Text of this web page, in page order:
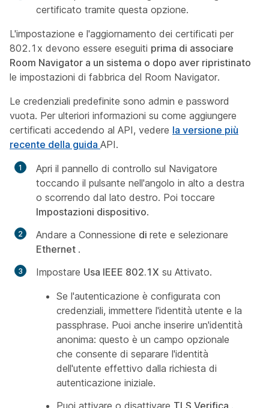
certificato tramite questa opzione.
L'impostazione e l'aggiornamento dei certificati per
802.1x devono essere eseguiti prima di associare
Room Navigator a un sistema o dopo aver ripristinato
le impostazioni di fabbrica del Room Navigator.
Le credenziali predefinite sono admin e password
vuota. Per ulteriori informazioni su come aggiungere
certificati accedendo al API, vedere la versione più
recente della guida API.
Apri il pannello di controllo sul Navigatore
toccando il pulsante nell'angolo in alto a destra
o scorrendo dal lato destro. Poi toccare
Impostazioni dispositivo.
Andare a Connessione di rete e selezionare
Ethernet .
Impostare Usa IEEE 802.1X su Attivato.
Se l'autenticazione è configurata con
credenziali, immettere l'identità utente e la
passphrase. Puoi anche inserire un'identità
anonima: questo è un campo opzionale
che consente di separare l'identità
dell'utente effettivo dalla richiesta di
autenticazione iniziale.
Puoi attivare o disattivare TLS Verifica .